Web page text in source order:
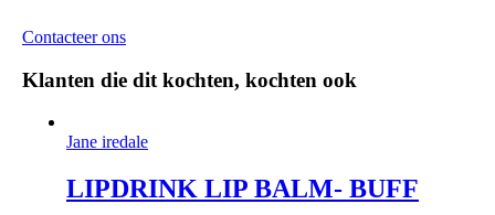
Contacteer ons
Klanten die dit kochten, kochten ook
Jane iredale
LIPDRINK LIP BALM- BUFF